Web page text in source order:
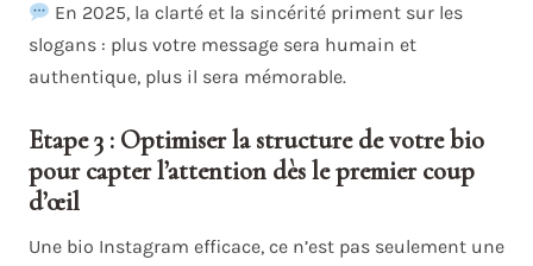
En 2025, la clarté et la sincérité priment sur les
slogans : plus votre message sera humain et
authentique, plus il sera mémorable.
Etape 3 : Optimiser la structure de votre bio
pour capter l’attention dès le premier coup
d’œil
Une bio Instagram efficace, ce n’est pas seulement une